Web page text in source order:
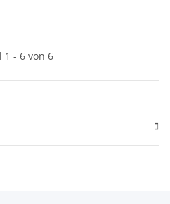
1 - 6 von 6